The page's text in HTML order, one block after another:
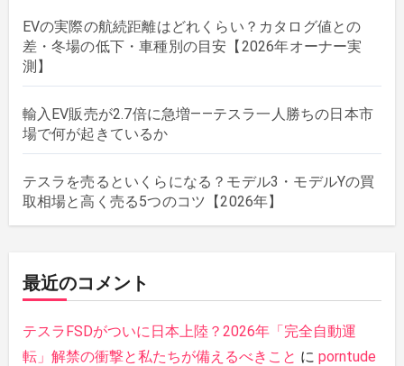
EVの実際の航続距離はどれくらい？カタログ値との
差・冬場の低下・車種別の目安【2026年オーナー実
測】
輸入EV販売が2.7倍に急増——テスラ一人勝ちの日本市
場で何が起きているか
テスラを売るといくらになる？モデル3・モデルYの買
取相場と高く売る5つのコツ【2026年】
最近のコメント
テスラFSDがついに日本上陸？2026年「完全自動運
転」解禁の衝撃と私たちが備えるべきこと に porntude